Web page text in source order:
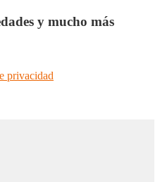
y mucho más
privacidad